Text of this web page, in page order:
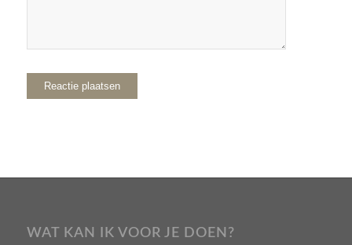
WAT KAN IK VOOR JE DOEN?